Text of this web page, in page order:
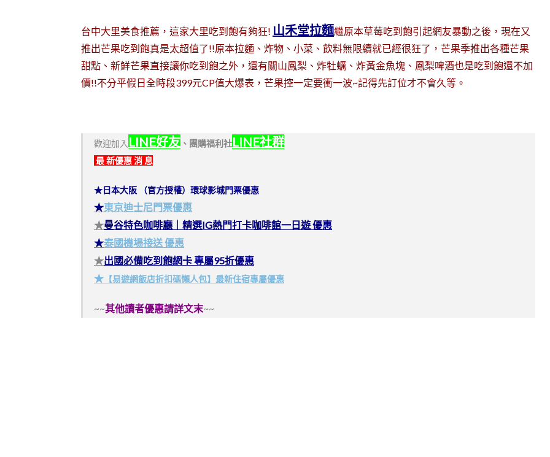
台中大里美食推薦，這家大里吃到飽有夠狂! 山禾堂拉麵繼原本草莓吃到飽引起網友暴動之後，現在又
推出芒果吃到飽真是太超值了!!原本拉麵、炸物、小菜、飲料無限續就已經很狂了，芒果季推出各種芒果
甜點、新鮮芒果直接讓你吃到飽之外，還有關山鳳梨、炸牡蠣、炸黃金魚塊、鳳梨啤酒也是吃到飽還不加
價!!不分平假日全時段399元CP值大爆表，芒果控一定要衝一波~記得先訂位才不會久等。
歡迎加入 LINE好友 、 團購福利社LINE社群
最 新優惠 消 息
★日本大阪 （官方授權）環球影城門票優惠
★東京迪士尼門票優惠
★曼谷特色咖啡廳｜精選IG熱門打卡咖啡館一日遊 優惠
★泰國機場接送 優惠
★出國必備吃到飽網卡 專屬95折優惠
★ 【易遊網飯店折扣碼懶人包】最新住宿專屬優惠
~~其他讀者優惠請詳文末~~